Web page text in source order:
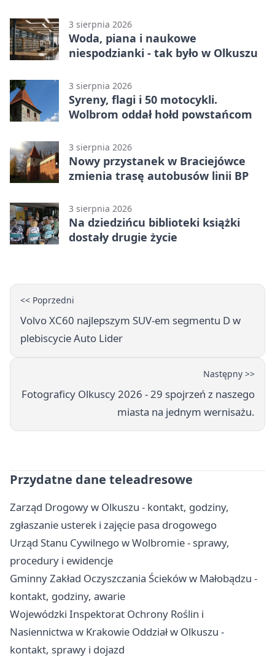
3 sierpnia 2026
Woda, piana i naukowe
niespodzianki - tak było w Olkuszu
3 sierpnia 2026
Syreny, flagi i 50 motocykli.
Wolbrom oddał hołd powstańcom
3 sierpnia 2026
Nowy przystanek w Braciejówce
zmienia trasę autobusów linii BP
3 sierpnia 2026
Na dziedzińcu biblioteki książki
dostały drugie życie
<< Poprzedni
Volvo XC60 najlepszym SUV-em segmentu D w
plebiscycie Auto Lider
Następny >>
Fotograficy Olkuscy 2026 - 29 spojrzeń z naszego
miasta na jednym wernisażu.
Przydatne dane teleadresowe
Zarząd Drogowy w Olkuszu - kontakt, godziny,
zgłaszanie usterek i zajęcie pasa drogowego
Urząd Stanu Cywilnego w Wolbromie - sprawy,
procedury i ewidencje
Gminny Zakład Oczyszczania Ścieków w Małobądzu -
kontakt, godziny, awarie
Wojewódzki Inspektorat Ochrony Roślin i
Nasiennictwa w Krakowie Oddział w Olkuszu -
kontakt, sprawy i dojazd